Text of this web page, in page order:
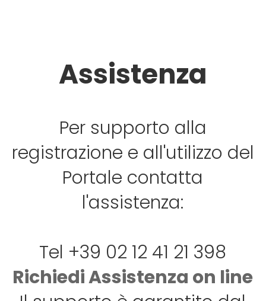
Assistenza
Per supporto alla
registrazione e all'utilizzo del
Portale contatta
l'assistenza:
Tel +39 02 12 41 21 398
Richiedi Assistenza on line